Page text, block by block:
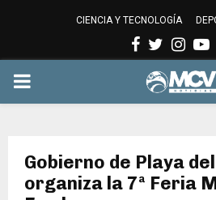
CIENCIA Y TECNOLOGÍA
Facebook
Twitter
PRIMARY
Gobierno de Playa
organiza la 7ª Feria